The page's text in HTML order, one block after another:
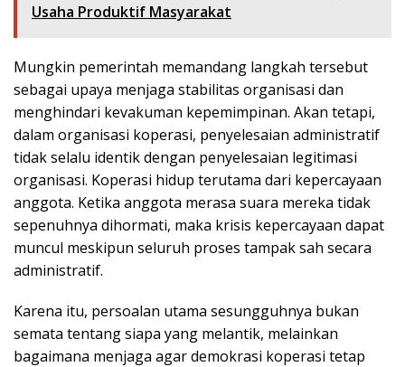
Usaha Produktif Masyarakat
Mungkin pemerintah memandang langkah tersebut
sebagai upaya menjaga stabilitas organisasi dan
menghindari kevakuman kepemimpinan. Akan tetapi,
dalam organisasi koperasi, penyelesaian administratif
tidak selalu identik dengan penyelesaian legitimasi
organisasi. Koperasi hidup terutama dari kepercayaan
anggota. Ketika anggota merasa suara mereka tidak
sepenuhnya dihormati, maka krisis kepercayaan dapat
muncul meskipun seluruh proses tampak sah secara
administratif.
Karena itu, persoalan utama sesungguhnya bukan
semata tentang siapa yang melantik, melainkan
bagaimana menjaga agar demokrasi koperasi tetap